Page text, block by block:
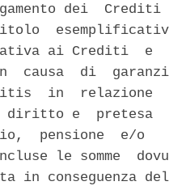
dei  Crediti
ai Crediti  e
causa  di
in  relazione
diritto e  pretesa
pensione  e/o
le somme
in conseguenza